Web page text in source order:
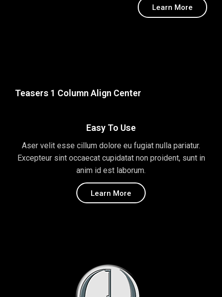
Learn More
Teasers 1 Column Align Center
Easy To Use
Aser velit esse cillum dolore eu fugiat nulla pariatur.
Excepteur sint occaecat cupidatat non proident, sunt in
anim id est laborum.
Learn More